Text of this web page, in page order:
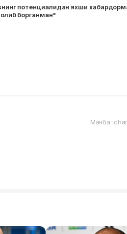
потенциалидан яхши
борганман"
Манба: